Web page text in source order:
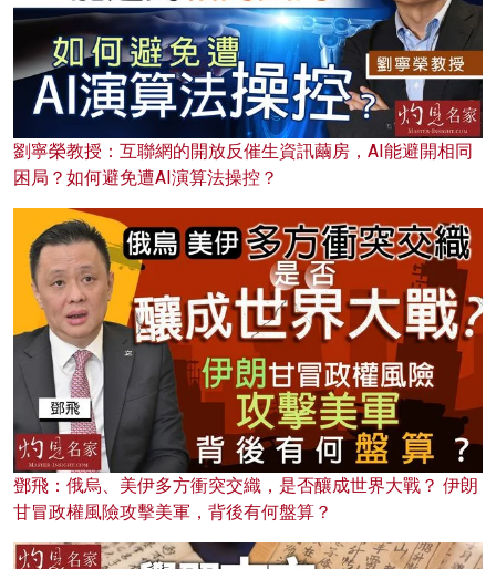
劉寧榮教授：互聯網的開放反催生資訊繭房，AI能避開相同
困局？如何避免遭AI演算法操控？
鄧飛：俄烏、美伊多方衝突交織，是否釀成世界大戰？ 伊朗
甘冒政權風險攻擊美軍，背後有何盤算？